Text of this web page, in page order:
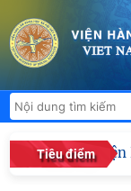
Tiêu điểm
Viện